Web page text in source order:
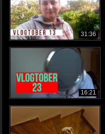
31:36
16:21